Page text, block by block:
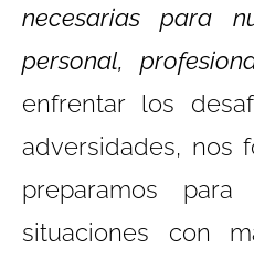
necesarias para
personal,
enfrentar los
adversidades, nos
preparamos para
situaciones con